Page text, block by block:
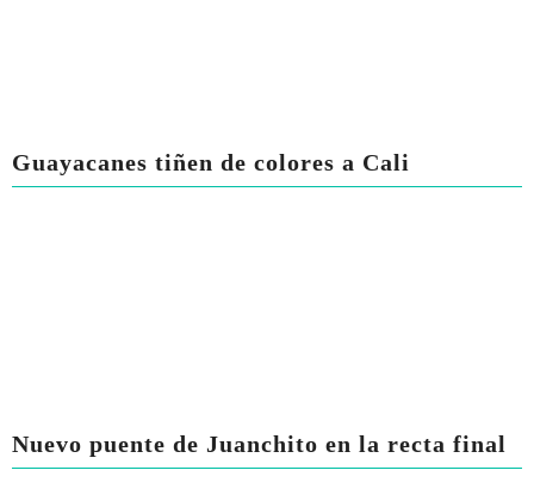
Guayacanes tiñen de colores a Cali
Nuevo puente de Juanchito en la recta final